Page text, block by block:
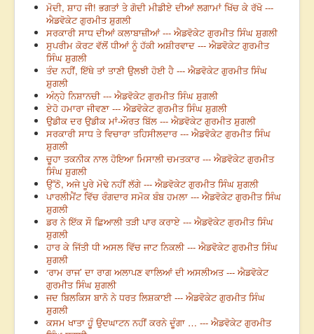
ਮੋਦੀ, ਸ਼ਾਹ ਜੀ! ਭਗਤਾਂ ਤੇ ਗੋਦੀ ਮੀਡੀਏ ਦੀਆਂ ਲਗਾਮਾਂ ਖਿੱਚ ਕੇ ਰੱਖੋ ---
ਐਡਵੋਕੇਟ ਗੁਰਮੀਤ ਸ਼ੁਗਲੀ
ਸਰਕਾਰੀ ਸਾਧ ਦੀਆਂ ਕਲਾਬਾਜ਼ੀਆਂ --- ਐਡਵੋਕੇਟ ਗੁਰਮੀਤ ਸਿੰਘ ਸ਼ੁਗਲੀ
ਸੁਪਰੀਮ ਕੋਰਟ ਵੱਲੋਂ ਧੀਆਂ ਨੂੰ ਹੱਕੀ ਅਸ਼ੀਰਵਾਦ --- ਐਡਵੋਕੇਟ ਗੁਰਮੀਤ
ਸਿੰਘ ਸ਼ੁਗਲੀ
ਤੰਦ ਨਹੀਂ, ਇੱਥੇ ਤਾਂ ਤਾਣੀ ਉਲਝੀ ਹੋਈ ਹੈ --- ਐਡਵੋਕੇਟ ਗੁਰਮੀਤ ਸਿੰਘ
ਸ਼ੁਗਲੀ
ਅੰਨ੍ਹੇ ਨਿਸ਼ਾਨਚੀ --- ਐਡਵੋਕੇਟ ਗੁਰਮੀਤ ਸਿੰਘ ਸ਼ੁਗਲੀ
ਏਹੋ ਹਮਾਰਾ ਜੀਵਣਾ --- ਐਡਵੋਕੇਟ ਗੁਰਮੀਤ ਸਿੰਘ ਸ਼ੁਗਲੀ
ਉਡੀਕ ਦਰ ਉਡੀਕ ਮਾਂ-ਔਰਤ ਬਿੱਲ --- ਐਡਵੋਕੇਟ ਗੁਰਮੀਤ ਸ਼ੁਗਲੀ
ਸਰਕਾਰੀ ਸਾਧ ਤੇ ਵਿਚਾਰਾ ਤਹਿਸੀਲਦਾਰ --- ਐਡਵੋਕੇਟ ਗੁਰਮੀਤ ਸਿੰਘ
ਸ਼ੁਗਲੀ
ਚੂਹਾ ਤਕਨੀਕ ਨਾਲ ਹੋਇਆ ਮਿਸਾਲੀ ਚਮਤਕਾਰ --- ਐਡਵੋਕੇਟ ਗੁਰਮੀਤ
ਸਿੰਘ ਸ਼ੁਗਲੀ
ਉੱਠੋ, ਅਜੇ ਪੂਰੇ ਮੋਢੇ ਨਹੀਂ ਲੱਗੇ --- ਐਡਵੋਕੇਟ ਗੁਰਮੀਤ ਸਿੰਘ ਸ਼ੁਗਲੀ
ਪਾਰਲੀਮੈਂਟ ਵਿੱਚ ਰੰਗਦਾਰ ਸਮੋਕ ਬੰਬ ਹਮਲਾ --- ਐਡਵੋਕੇਟ ਗੁਰਮੀਤ ਸਿੰਘ
ਸ਼ੁਗਲੀ
ਡਰ ਨੇ ਇੱਕ ਸੌ ਛਿਆਲੀ ਤੜੀ ਪਾਰ ਕਰਾਏ --- ਐਡਵੋਕੇਟ ਗੁਰਮੀਤ ਸਿੰਘ
ਸ਼ੁਗਲੀ
ਹਾਰ ਕੇ ਜਿੱਤੀ ਧੀ ਅਸਲ ਵਿੱਚ ਜਾਟ ਨਿਕਲੀ --- ਐਡਵੋਕੇਟ ਗੁਰਮੀਤ ਸਿੰਘ
ਸ਼ੁਗਲੀ
‘ਰਾਮ ਰਾਜ’ ਦਾ ਰਾਗ ਅਲਾਪਣ ਵਾਲਿਆਂ ਦੀ ਅਸਲੀਅਤ --- ਐਡਵੋਕੇਟ
ਗੁਰਮੀਤ ਸਿੰਘ ਸ਼ੁਗਲੀ
ਜਦ ਬਿਲਕਿਸ ਬਾਨੋ ਨੇ ਧਰਤ ਲਿਸ਼ਕਾਈ --- ਐਡਵੋਕੇਟ ਗੁਰਮੀਤ ਸਿੰਘ
ਸ਼ੁਗਲੀ
ਕਸਮ ਖਾਤਾ ਹੂੰ ਉਦਘਾਟਨ ਨਹੀਂ ਕਰਨੇ ਦੂੰਗਾ … --- ਐਡਵੋਕੇਟ ਗੁਰਮੀਤ